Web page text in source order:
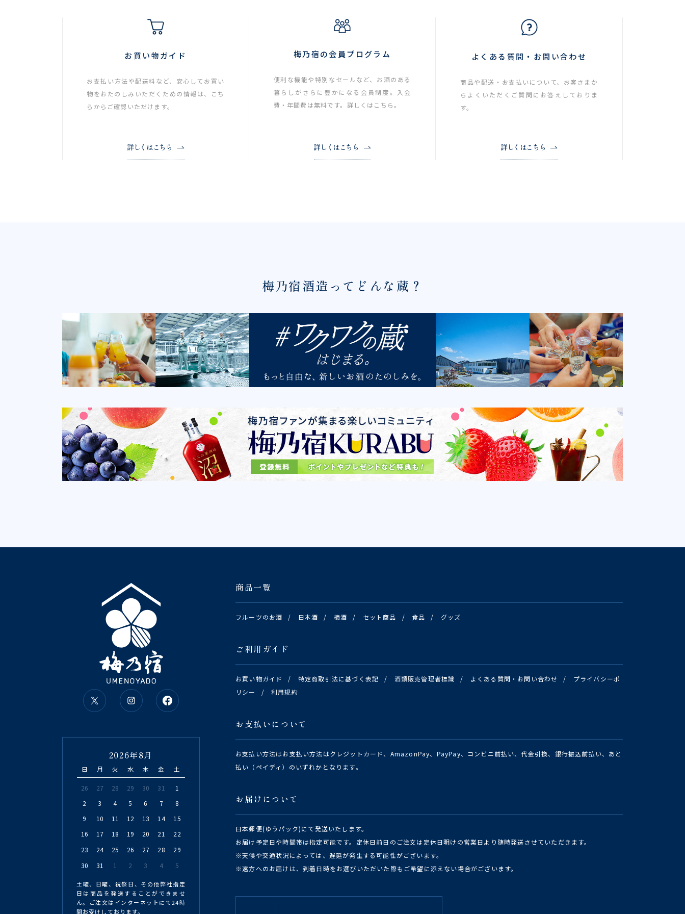
お買い物ガイド
お支払い方法や配送料など、安心してお買い
物をおたのしみいただくための情報は、こち
らからご確認いただけます。
詳しくはこちら
梅乃宿の会員プログラム
便利な機能や特別なセールなど、お酒のある
暮らしがさらに豊かになる会員制度。入会
費・年間費は無料です。詳しくはこちら。
詳しくはこちら
よくある質問・お問い合わせ
商品や配送・お支払いについて、お客さまか
らよくいただくご質問にお答えしておりま
す。
詳しくはこちら
梅乃宿酒造ってどんな蔵？
商品一覧
フルーツのお酒 / 日本酒 / 梅酒 / セット商品 / 食品 / グッズ
ご利用ガイド
お買い物ガイド / 特定商取引法に基づく表記 / 酒類販売管理者標識 / よくある質問・お問い合わせ /
プライバシーポ
リシー
/ 利用規約
お支払いについて
お支払い方法はお支払い方法はクレジットカード、AmazonPay、PayPay、コンビニ前払い、代金引換、銀行振込前払い、あと
払い（ペイディ）のいずれかとなります。
お届けについて
日本郵便(ゆうパック)にて発送いたします。
お届け予定日や時間帯は指定可能です。定休日前日のご注文は定休日明けの営業日より随時発送させていただきます。
※天候や交通状況によっては、遅延が発生する可能性がございます。
※遠方へのお届けは、到着日時をお選びいただいた際もご希望に添えない場合がございます。
2026年8月
日 月 火 水 木 金 土
26 27 28 29 30 31
1
2
3 4 5 6 7
8
9
10 11 12 13 14
15
16
17 18 19 20 21
22
23
24 25 26 27 28
29
30
31 1 2 3 4 5
土曜、日曜、祝祭日、その他弊社指定
日は商品を発送することができませ
ん。ご注文はインターネットにて24時
間お受けしております。